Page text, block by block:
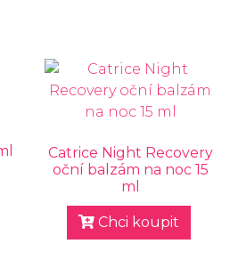
Catrice Night Recovery
oční balzám na noc 15
ml
Chci koupit